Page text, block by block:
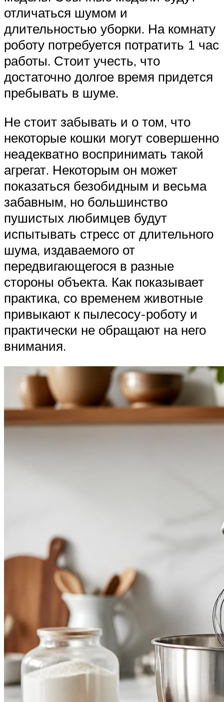
отличаться шумом и
длительностью уборки. На комнату
роботу потребуется потратить 1 час
работы. Стоит учесть, что
достаточно долгое время придется
пребывать в шуме.
Не стоит забывать и о том, что
некоторые кошки могут совершенно
неадекватно воспринимать такой
агрегат. Некоторым он может
показаться безобидным и весьма
забавным, но большинство
пушистых любимцев будут
испытывать стресс от длительного
шума, издаваемого от
передвигающегося в разные
стороны объекта. Как показывает
практика, со временем животные
привыкают к пылесосу-роботу и
практически не обращают на него
внимания.